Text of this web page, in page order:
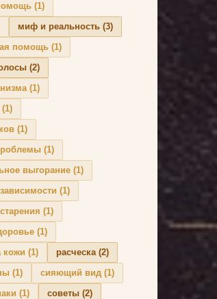
(1)
миф и реальность (3)
помощь (1)
(2)
(1)
(1)
(1)
(1)
выгорание (1)
(1)
(1)
(1)
кожи (1) расческа(2)
(1) сияющий вид (1)
(1) советы (2)